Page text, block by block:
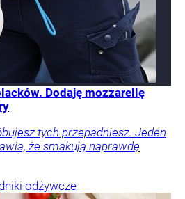
Dodaję mozzarellę
tych przepadniesz. Jeden
że smakują naprawdę
odżywcze